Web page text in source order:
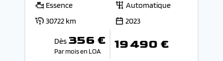
Essence
Automatique
30722 km
2023
Dès 356 €
Par mois en LOA 19 490 €